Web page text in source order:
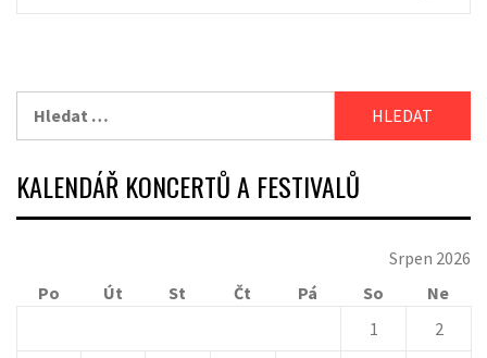
KALENDÁŘ KONCERTŮ A FESTIVALŮ
Srpen 2026
Po
Út St Čt Pá So
Ne
1
2